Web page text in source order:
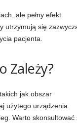
ale pełny efekt
utrzymują się
pacjenta.
Zależy?
jak obszar
użytego urządzenia.
Warto skonsultować